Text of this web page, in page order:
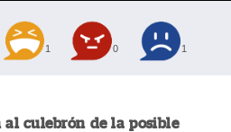
1 0 1
culebrón de la posible